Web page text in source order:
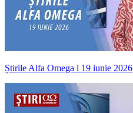
Știrile Alfa Omega l 19 iunie 2026